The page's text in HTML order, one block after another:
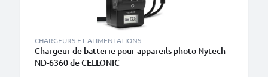
CHARGEURS ET ALIMENTATIONS
Chargeur de batterie pour appareils photo Nytech
ND-6360 de CELLONIC